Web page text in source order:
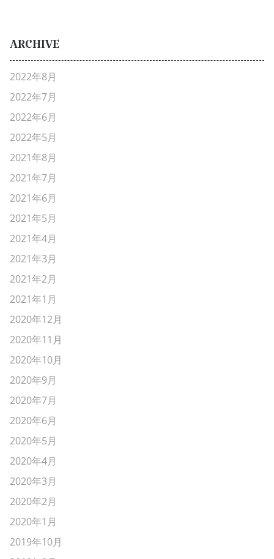
ARCHIVE
2022年8月
2022年7月
2022年6月
2022年5月
2021年8月
2021年7月
2021年6月
2021年5月
2021年4月
2021年3月
2021年2月
2021年1月
2020年12月
2020年11月
2020年10月
2020年9月
2020年7月
2020年6月
2020年5月
2020年4月
2020年3月
2020年2月
2020年1月
2019年10月